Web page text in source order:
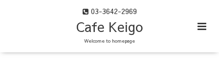
03-3642-2969
Cafe Keigo
Welcome to homepage